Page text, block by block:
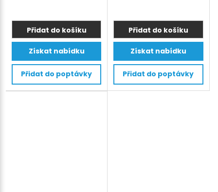
2.300 €.2.145 €.
Přidat do košíku
Tento
produkt
má
více
variant.
Získat nabídku
Přidat do poptávky
Přidat do košíku
Tento
produkt
má
více
variant.
Získat nabídku
Přidat do poptávky